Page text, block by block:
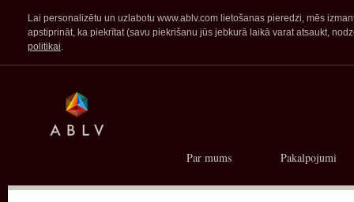
Lai personalizētu un uzlabotu www.ablv.com lietošanas pieredzi, mēs
apstiprināt, ka piekrītat (savu piekrišanu jūs jebkurā laikā varat atsaukt,
politikai.
Par mums Pakalpojumi